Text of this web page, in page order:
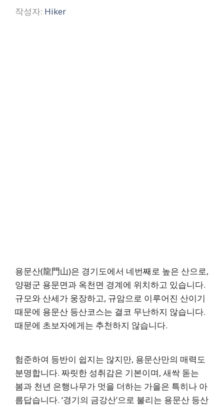
작성자: Hiker
용문산(龍門山)은 경기도에서 네번째로 높은 산으로,
양평군 용문면과 옥천면 경계에 위치하고 있습니다.
규모와 산세가 웅장하고, 규암으로 이루어진 산이기
때문에 용문산 등산코스는 결코 무난하지 않습니다.
때문에 초보자에게는 추천하지 않습니다.
험준하여 등반이 쉽지는 않지만, 용문산만의 매력도
분명합니다. 짜릿한 성취감은 기본이며, 새싹 돋는
봄과 천년 은행나무가 멋을 더하는 가을은 특히나 아
름답습니다. ‘경기의 금강산’으로 불리는 용문산 등산